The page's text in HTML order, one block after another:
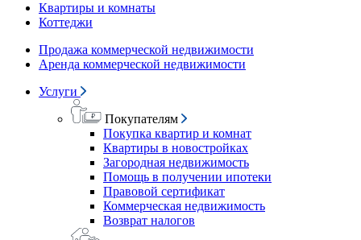
Квартиры и комнаты
Коттеджи
Продажа коммерческой недвижимости
Аренда коммерческой недвижимости
Услуги
Покупателям
Покупка квартир и комнат
Квартиры в новостройках
Загородная недвижимость
Помощь в получении ипотеки
Правовой сертификат
Коммерческая недвижимость
Возврат налогов